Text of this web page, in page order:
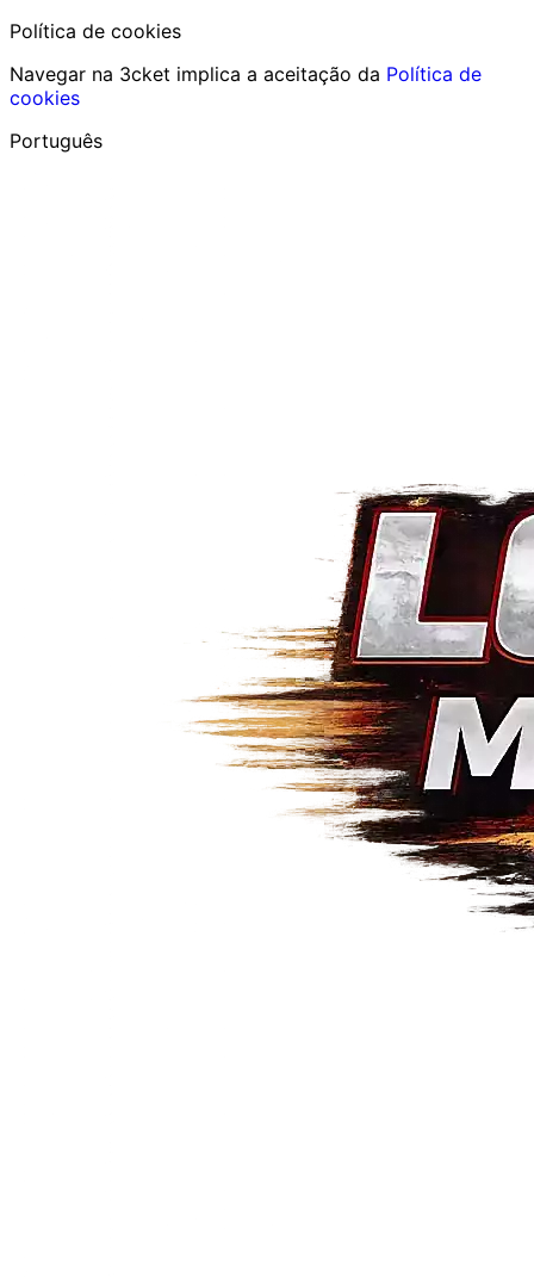
Política de cookies
Navegar na 3cket implica a aceitação da Política de
cookies
Português